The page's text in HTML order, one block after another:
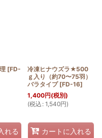
[FD-
れる
冷凍ヒナウズラ★500
ｇ入り（約70〜75羽）
バラタイプ [FD-16]
1,400円(税別)
(税込 : 1,540円)
カートに入れる